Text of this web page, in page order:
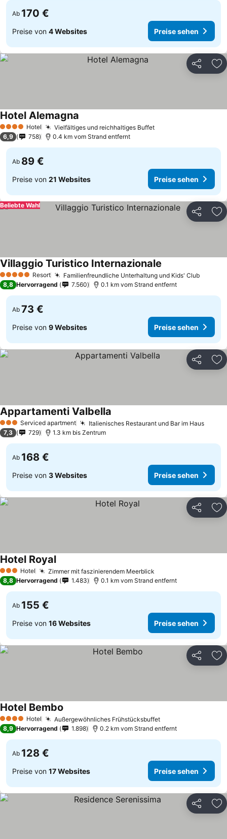
Ab 170 €
Preise von 4 Websites Preise sehen
Teilen
4 Sterne Hotel Vielfältiges und reichhaltiges Buffet
Hotel Alemagna
6,9 758 0.4 km vom Strand entfernt
Ab 89 €
Preise von 21 Websites Preise sehen
Teilen
Beliebte Wahl
5 Sterne Resort Familienfreundliche Unterhaltung und Kids' Club
Villaggio Turistico Internazionale
8,8 Hervorragend 7.560 0.1 km vom Strand entfernt
Ab 73 €
Preise von 9 Websites Preise sehen
Teilen
3 SterneServiced apartment Italienisches Restaurant und Bar im Haus
Appartamenti Valbella
7,3 729 1.3 km bis Zentrum
Ab 168 €
Preise von 3 Websites Preise sehen
Teilen
3 SterneHotel Zimmer mit faszinierendem Meerblick
Hotel Royal
8,8 Hervorragend 1.483 0.1 km vom Strand entfernt
Ab 155 €
Preise von 16 Websites Preise sehen
Teilen
4 Sterne Hotel Außergewöhnliches Frühstücksbuffet
Hotel Bembo
8,9 Hervorragend 1.898 0.2 km vom Strand entfernt
Ab 128 €
Preise von 17 Websites Preise sehen
Teilen